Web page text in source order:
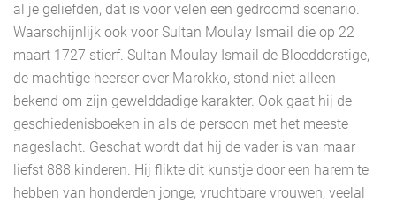
al je geliefden, dat is voor velen een gedroomd scenario.
Waarschijnlijk ook voor Sultan Moulay Ismail die op 22
maart 1727 stierf. Sultan Moulay Ismail de Bloeddorstige,
de machtige heerser over Marokko, stond niet alleen
bekend om zijn gewelddadige karakter. Ook gaat hij de
geschiedenisboeken in als de persoon met het meeste
nageslacht. Geschat wordt dat hij de vader is van maar
liefst 888 kinderen. Hij flikte dit kunstje door een harem te
hebben van honderden jonge, vruchtbare vrouwen, veelal